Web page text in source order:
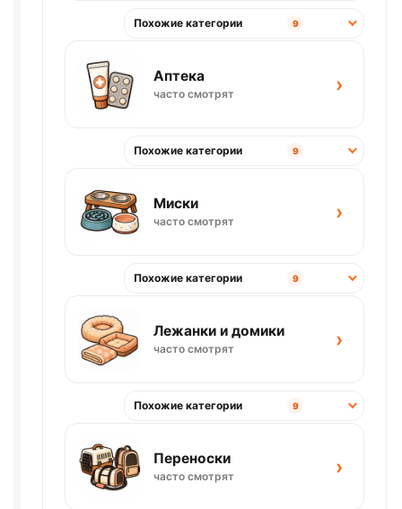
Похожие категории 9
Аптека
часто смотрят ›
Похожие категории 9
Миски
часто смотрят ›
Похожие категории 9
Лежанки и домики
часто смотрят ›
Похожие категории 9
Переноски
часто смотрят ›